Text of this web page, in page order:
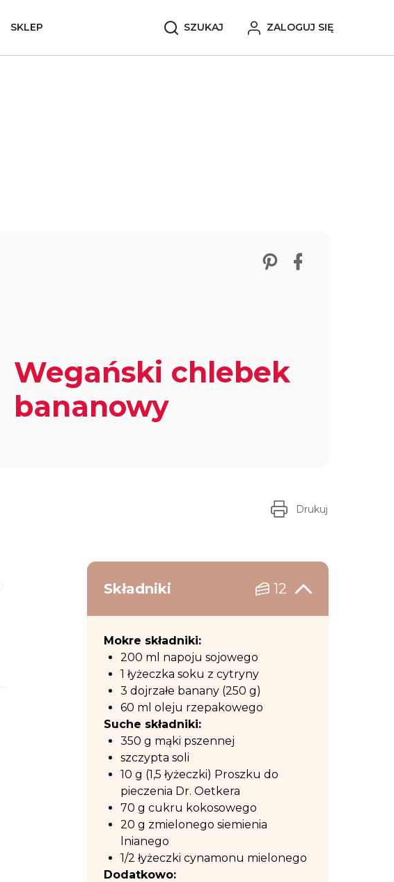
SKLEP SZUKAJ ZALOGUJ SIĘ
Wegański chlebek
bananowy
Zobacz nasze
Udostępnij
Drukuj
Składniki 12
Mokre składniki:
200 ml napoju sojowego
1 łyżeczka soku z cytryny
3 dojrzałe banany (250 g)
60 ml oleju rzepakowego
Suche składniki:
350 g mąki pszennej
szczypta soli
10 g (1,5 łyżeczki) Proszku do
pieczenia Dr. Oetkera
70 g cukru kokosowego
20 g zmielonego siemienia
lnianego
1/2 łyżeczki cynamonu mielonego
Dodatkowo: